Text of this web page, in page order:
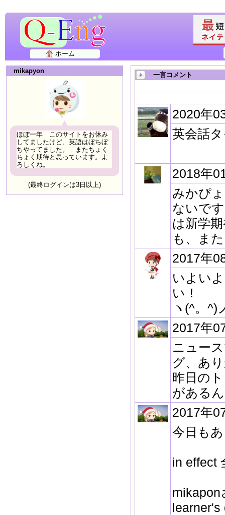
ホーム
mikapyon
ほぼ一年 このサイトをお休み
してましたけど、英語はぼちぼ
ちやってました。 またちょく
ちょく期待と思っています。よ
ろしくね。
(最終ログインは3日以上)
一言コメント
2020年
英会話
2018年
みかぴ
ないで
は新学
も、ま
2017年
いよい
い！
ヽ(^。^)
2017年
ニュー
グ、あ
昨日の
がある
2017年
今日も
in effect
mikapon
learner's